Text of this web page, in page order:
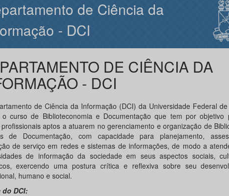
de Ciência da
- DCI
DE CIÊNCIA DA
- DCI
de Ciência da Informação (DCI) da Universidade Federal
o curso de Biblioteconomia e Documentação que tem por objetivo
aptos a atuarem no gerenciamento e organização de
de Documentação, com capacidade para planejamento,
de serviço em redes e sistemas de informações, de modo a
de informação da sociedade em seus aspectos sociais,
exercendo uma postura crítica e reflexiva sobre seu
humano e social.
do DCI: